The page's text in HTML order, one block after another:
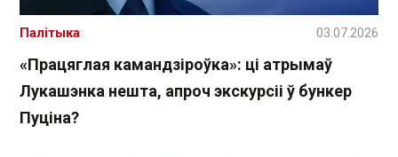
«Працяглая камандзіроўка»: ці атрымаў
Лукашэнка нешта, апроч экскурсіі ў бункер
Пуціна?
Палітыка 03.07.2026